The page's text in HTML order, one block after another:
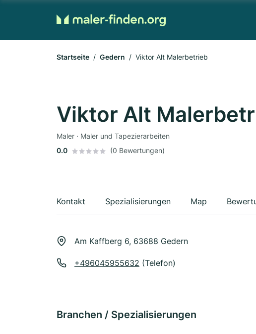
Startseite Gedern Viktor Alt Malerbetrieb
Viktor Alt
Maler · Maler und Tapezierarbeiten
0.0
(0 Bewertungen)
Kontakt Spezialisierungen Map
Am Kaffberg 6, 63688 Gedern
+496045955632 (Telefon)
Branchen / Spezialisierungen